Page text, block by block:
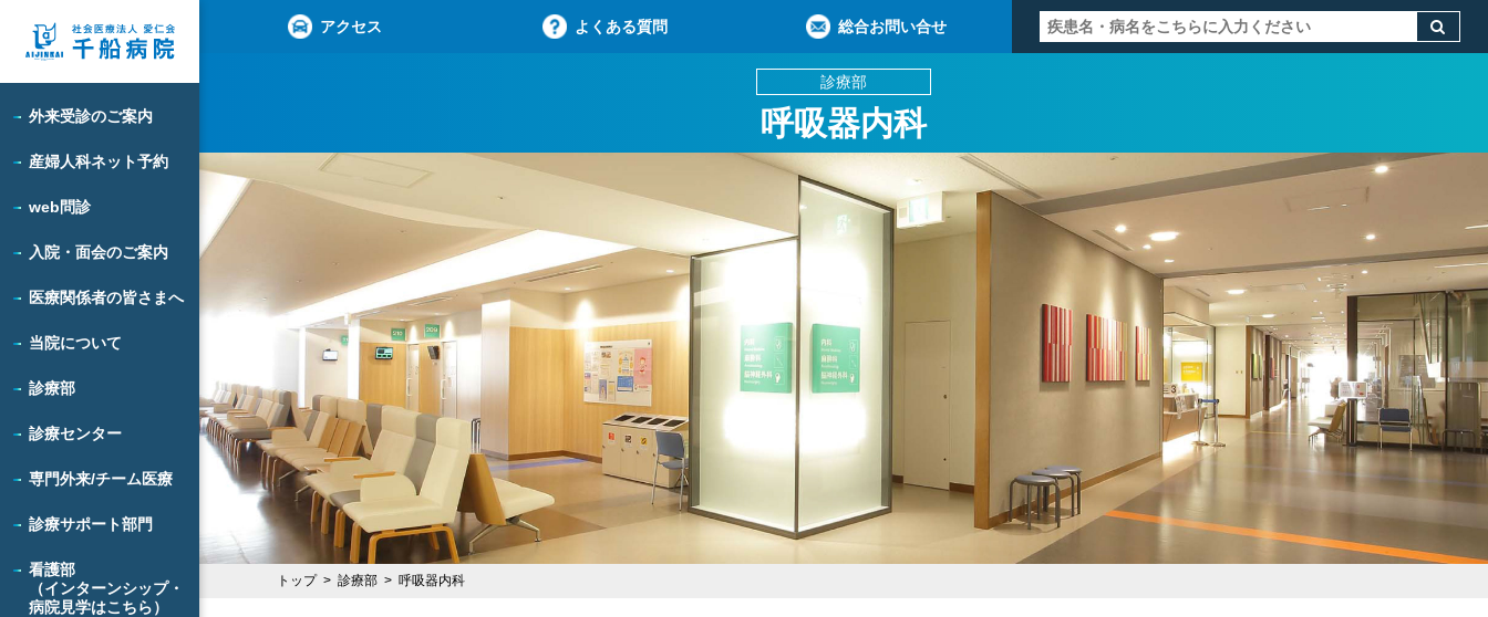
外来受診のご案内
産婦人科ネット予約
web問診
入院・面会のご案内
医療関係者の皆さまへ
当院について
診療部
診療センター
専門外来/チーム医療
診療サポート部門
看護部
（インターンシップ・
病院見学はこちら）
アクセス よくある質問 総合お問い合せ
診療部
呼吸器内科
トップ 診療部 呼吸器内科